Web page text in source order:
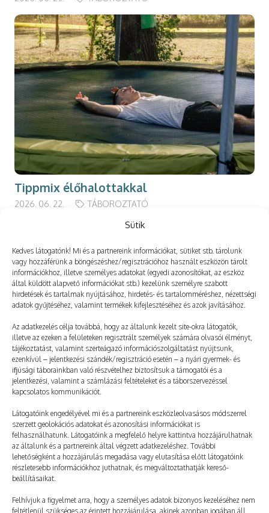
Sütik
Kedves látogatónk! Mi és a partnereink információkat, sütiket stb. tárolunk
vagy hozzáférünk a böngészéshez/regisztrációhoz használt eszközön tárolt
információkhoz, illetve személyes adatokat (egyedi azonosítókat, az eszköz
által küldött alapvető információkat stb.) kezelünk személyre szabott
hirdetések és tartalmak nyújtásához, hirdetés- és tartalomméréshez, nézettségi
adatok gyűjtéséhez, valamint termékek kifejlesztéséhez és azok javításához.
Az adatkezelés célja továbbá, hogy az általunk kezelt site-okra látogatók,
illetve az ezeken a felületeken regisztrált személyek számára olvasói élményt,
tájékoztatást, valamint szerteágazó információszolgáltatást nyújtsunk,
ezenkívül – jelentkezési szándék/regisztráció esetén – a nyári gyermek- és
ifjúsági táborainkban való részvételhez biztosítsuk a támogatói és a
jelentkezési, valamint a számlázási feltételeket és a táborszervezéssel
kapcsolatos kommunikációt.
Látogatóink engedélyével mi és a partnereink eszközleolvasásos módszerrel
szerzett geolokációs adatokat és azonosítási információkat is
felhasználhatunk. Látogatóink a megfelelő helyre kattintva hozzájárulhatnak
az általunk és a partnereink által végzett adatkezeléshez. További
lehetőségként a hozzájárulás megadása vagy elutasítása előtt látogatóink
részletesebb információkhoz juthatnak, és megváltoztathatják kereső-
beállításaikat.
Felhívjuk a figyelmet arra, hogy a személyes adatok bizonyos kezeléséhez nem
feltétlenül szükséges az érintett hozzájárulása, akinek azonban jogában áll
Tippmix élőhalottakkal
2026. 06. 22. TÁBOROZTATÓ
Még több
Szülinap a táborban
2024. 04. 24. TÁBOROZTATÓ